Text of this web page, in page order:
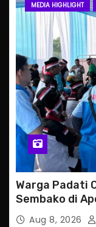
MEDIA HIGHLIGHT
Warga Padati
Sembako di
Aug 8, 2026